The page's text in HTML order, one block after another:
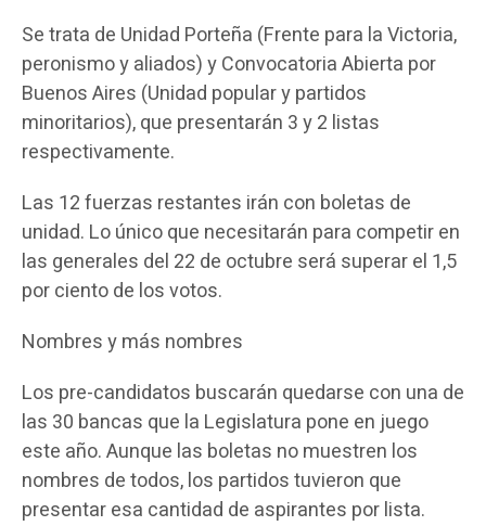
Se trata de Unidad Porteña (Frente para la Victoria,
peronismo y aliados) y Convocatoria Abierta por
Buenos Aires (Unidad popular y partidos
minoritarios), que presentarán 3 y 2 listas
respectivamente.
Las 12 fuerzas restantes irán con boletas de
unidad. Lo único que necesitarán para competir en
las generales del 22 de octubre será superar el 1,5
por ciento de los votos.
Nombres y más nombres
Los pre-candidatos buscarán quedarse con una de
las 30 bancas que la Legislatura pone en juego
este año. Aunque las boletas no muestren los
nombres de todos, los partidos tuvieron que
presentar esa cantidad de aspirantes por lista.